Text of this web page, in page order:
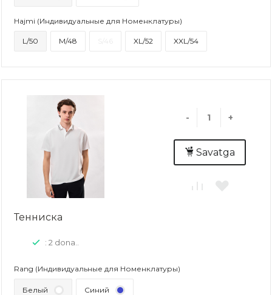
Hajmi (Индивидуальные для Номенклатуры)
L/50 M/48 XL/52 XXL/54
- +
Savatga
Тенниска
: 2 dona..
Rang (Индивидуальные для Номенклатуры)
Белый Синий